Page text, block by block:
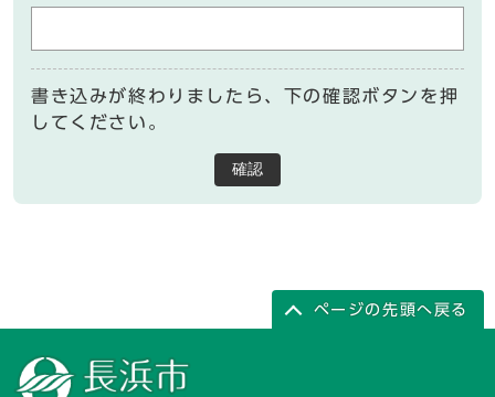
書き込みが終わりましたら、下の確認ボタンを押
してください。
確認
ページの先頭へ戻る